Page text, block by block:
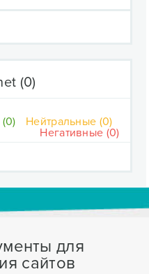
(0)
Нейтральные (0)
Негативные (0)
для
сайтов